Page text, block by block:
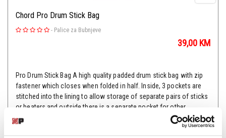
Chord Pro Drum Stick Bag
- Palice za Bubnjeve
39,00 KM
Pro Drum Stick Bag A high quality padded drum stick bag with zip
fastener which closes when folded in half. Inside, 3 pockets are
stitched into the lining to allow storage of separate pairs of sticks
or beaters and outside there is a separate pocket for other
accessories. 2 adjustabl...